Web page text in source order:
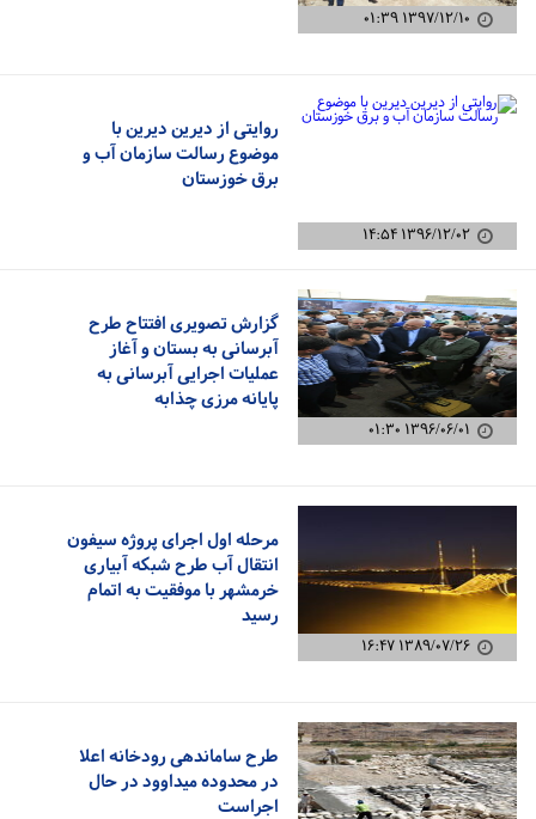
۱۳۹۷/۱۲/۱۰ ۰۱:۳۹
۱۳۹۶/۱۲/۰۲ ۱۴:۵۴
روایتی از دیرین دیرین با
موضوع رسالت سازمان آب و
برق خوزستان
۱۳۹۶/۰۶/۰۱ ۰۱:۳۰
گزارش تصویری افتتاح طرح
آبرسانی به بستان و آغاز
عملیات اجرایی آبرسانی به
پایانه مرزی چذابه
۱۳۸۹/۰۷/۲۶ ۱۶:۴۷
مرحله اول اجرای پروژه سیفون
انتقال آب طرح شبکه آبیاری
خرمشهر با موفقیت به اتمام
رسید
طرح ساماندهی رودخانه اعلا
در محدوده میداوود در حال
اجراست